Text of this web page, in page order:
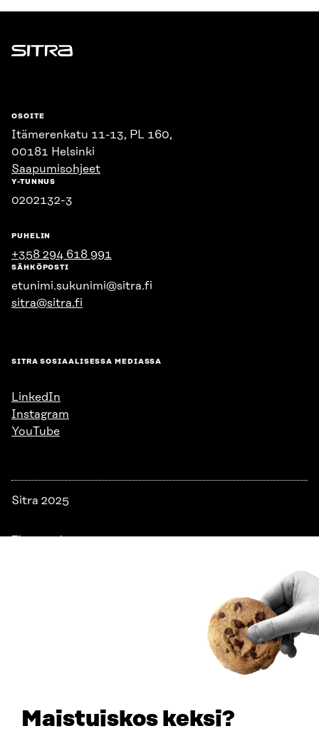
Maistuiskos keksi?
Sitra
OSOITE
Itämerenkatu 11-13, PL 160,
00181 Helsinki
Saapumisohjeet
Y-TUNNUS
0202132-3
PUHELIN
+358 294 618 991
SÄHKÖPOSTI
etunimi.sukunimi@sitra.fi
sitra@sitra.fi
SITRA SOSIAALISESSA MEDIASSA
LinkedIn
Instagram
YouTube
Sitra 2025
Tietosuoja
Sitran digitaalinen viestintä ja verkkopalvelut